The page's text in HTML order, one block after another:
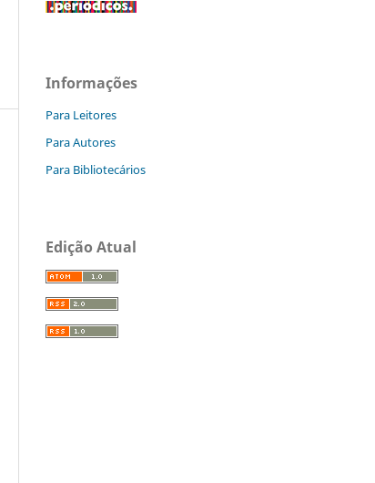
Informações
Para Leitores
Para Autores
Para Bibliotecários
Edição Atual